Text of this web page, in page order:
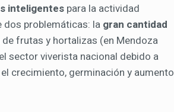
inteligentespara la actividad
dos problemáticas: la gran cantidad
frutas y hortalizas (en Mendoza
sector viverista nacional debido a
crecimiento, germinación y aumento